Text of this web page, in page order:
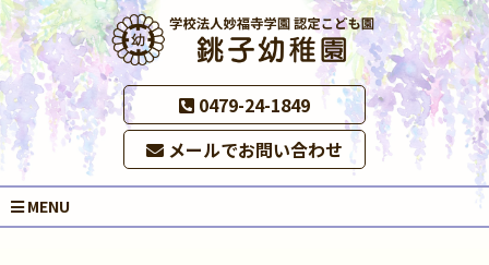
0479-24-1849
メールでお問い合わせ
MENU